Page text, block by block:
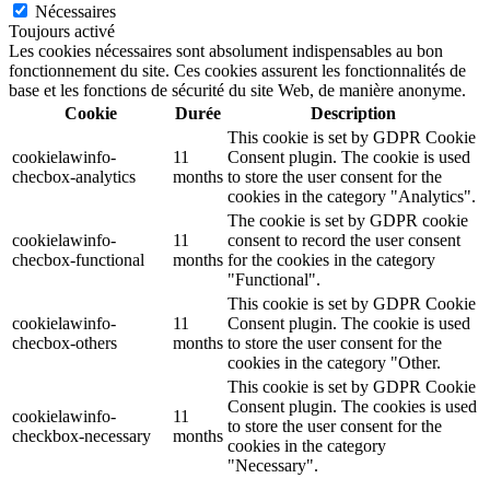
Nécessaires
Toujours activé
Les cookies nécessaires sont absolument indispensables au bon
fonctionnement du site. Ces cookies assurent les fonctionnalités de
base et les fonctions de sécurité du site Web, de manière anonyme.
Cookie
Durée Description
cookielawinfo-
checbox-analytics
11
months
This cookie is set by GDPR Cookie
Consent plugin. The cookie is used
to store the user consent for the
cookies in the category "Analytics".
cookielawinfo-
checbox-functional
11
months
The cookie is set by GDPR cookie
consent to record the user consent
for the cookies in the category
"Functional".
cookielawinfo-
checbox-others
11
months
This cookie is set by GDPR Cookie
Consent plugin. The cookie is used
to store the user consent for the
cookies in the category "Other.
cookielawinfo-
checkbox-necessary
11
months
This cookie is set by GDPR Cookie
Consent plugin. The cookies is used
to store the user consent for the
cookies in the category
"Necessary".